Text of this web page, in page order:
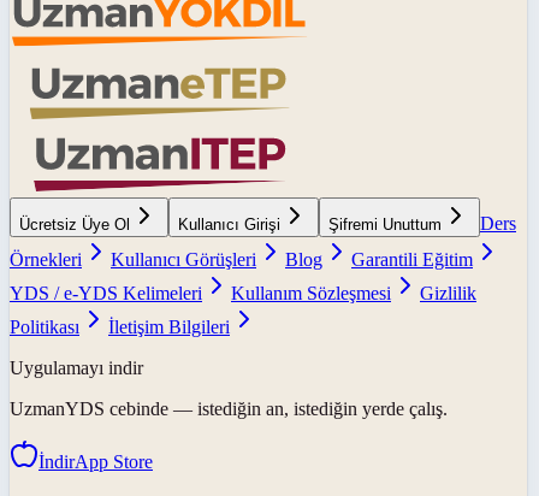
Ücretsiz Üye Ol Kullanıcı Girişi Şifremi Unuttum
Ders
Örnekleri
Kullanıcı Görüşleri Blog
Garantili Eğitim
YDS / e-YDS Kelimeleri
Kullanım Sözleşmesi
Gizlilik
Politikası
İletişim Bilgileri
Uygulamayı indir
UzmanYDS cebinde — istediğin an, istediğin yerde çalış.
İndirApp Store